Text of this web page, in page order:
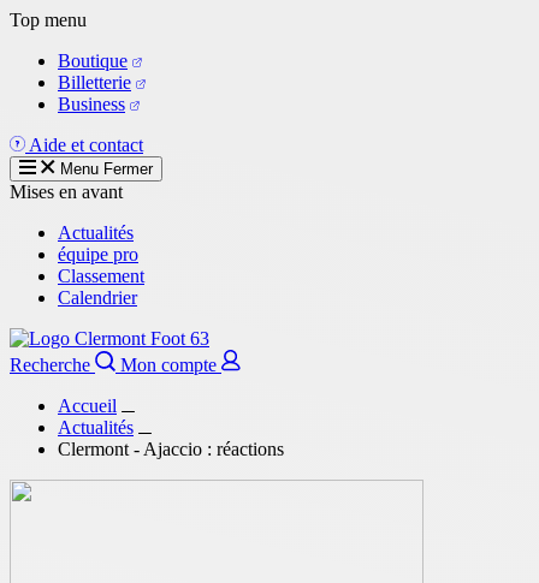
Aller
contenu
principal
Top menu
Boutique
Billetterie
Business
Aide et contact
Menu Fermer
Mises en avant
Actualités
équipe pro
Classement
Calendrier
Recherche
Mon compte
Accueil
Actualités
Clermont - Ajaccio : réactions